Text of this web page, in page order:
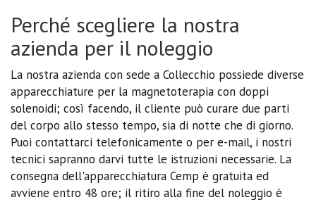
Perché scegliere la nostra
azienda per il noleggio
La nostra azienda con sede a Collecchio possiede diverse
apparecchiature per la magnetoterapia con doppi
solenoidi; così facendo, il cliente può curare due parti
del corpo allo stesso tempo, sia di notte che di giorno.
Puoi contattarci telefonicamente o per e-mail, i nostri
tecnici sapranno darvi tutte le istruzioni necessarie. La
consegna dell'apparecchiatura Cemp è gratuita ed
avviene entro 48 ore; il ritiro alla fine del noleggio è